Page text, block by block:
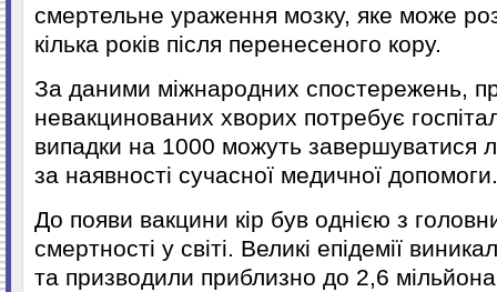
смертельне ураження мозку, яке може
кілька років після перенесеного кору.
За даними міжнародних спостережень,
невакцинованих хворих потребує
випадки на 1000 можуть завершуватися
за наявності сучасної медичної допомоги.
До появи вакцини кір був однією з
смертності у світі. Великі епідемії
та призводили приблизно до 2,6